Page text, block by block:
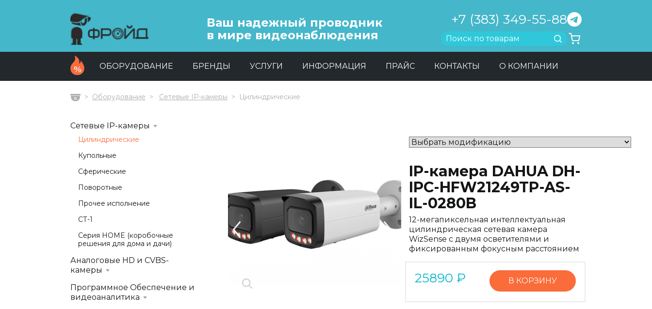
Ваш надежный проводник
в мире видеонаблюдения
+7 (383) 349-55-88
Найти
ОБОРУДОВАНИЕ БРЕНДЫ УСЛУГИ ИНФОРМАЦИЯ ПРАЙС КОНТАКТЫ О КОМПАНИИ
ГлавнаяОборудование Сетевые IP-камеры Цилиндрические
Previous Next
IP-камера DAHUA DH-
IPC-HFW21249TP-AS-
IL-0280B
12-мегапиксельная интеллектуальная
цилиндрическая сетевая камера
WizSense с двумя осветителями и
фиксированным фокусным расстоянием
25890 ₽ В КОРЗИНУ
Сетевые IP-камеры
Цилиндрические
Купольные
Сферические
Поворотные
Прочее исполнение
СТ-1
Серия HOME (коробочные
решения для дома и дачи)
Аналоговые HD и CVBS-
камеры
Программное Обеспечение и
видеоаналитика